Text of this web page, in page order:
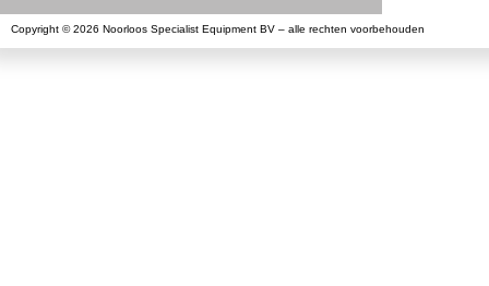
Copyright © 2026 Noorloos Specialist Equipment BV – alle rechten voorbehouden